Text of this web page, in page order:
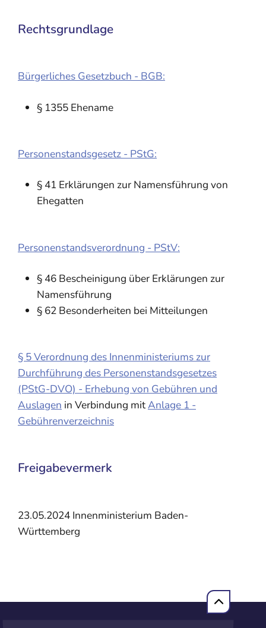
Rechtsgrundlage
Bürgerliches Gesetzbuch - BGB:
§ 1355 Ehename
Personenstandsgesetz - PStG:
§ 41 Erklärungen zur Namensführung von
Ehegatten
Personenstandsverordnung - PStV:
§ 46 Bescheinigung über Erklärungen zur
Namensführung
§ 62 Besonderheiten bei Mitteilungen
§ 5 Verordnung des Innenministeriums zur
Durchführung des Personenstandsgesetzes
(PStG-DVO) - Erhebung von Gebühren und
Auslagen in Verbindung mitAnlage 1 -
Gebührenverzeichnis
Freigabevermerk
23.05.2024 Innenministerium Baden-
Württemberg